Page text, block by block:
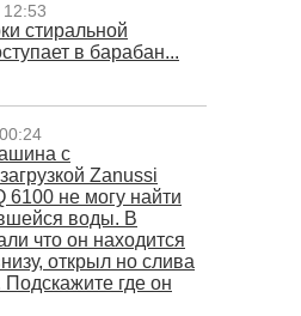
стиральной
в барабан...
с
Zanussi
6100 не могу найти
воды. В
что он находится
открыл но слива
где он